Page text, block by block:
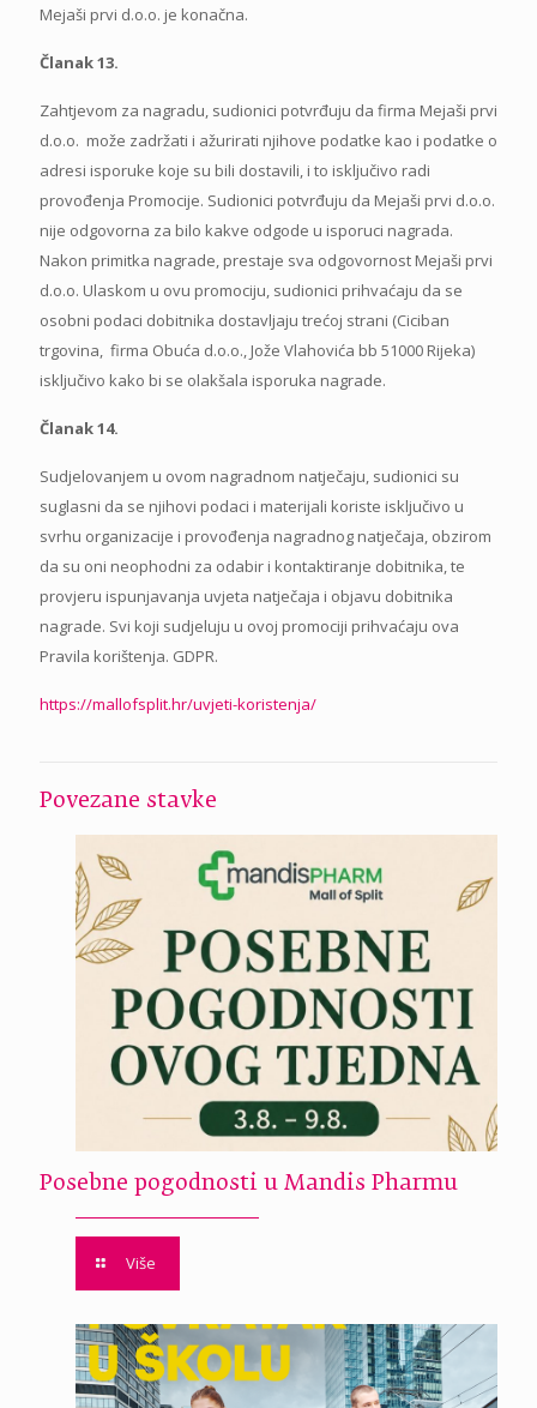
Mejaši prvi d.o.o. je konačna.
Članak 13.
Zahtjevom za nagradu, sudionici potvrđuju da firma Mejaši prvi
d.o.o. može zadržati i ažurirati njihove podatke kao i podatke o
adresi isporuke koje su bili dostavili, i to isključivo radi
provođenja Promocije. Sudionici potvrđuju da Mejaši prvi d.o.o.
nije odgovorna za bilo kakve odgode u isporuci nagrada.
Nakon primitka nagrade, prestaje sva odgovornost Mejaši prvi
d.o.o. Ulaskom u ovu promociju, sudionici prihvaćaju da se
osobni podaci dobitnika dostavljaju trećoj strani (Ciciban
trgovina, firma Obuća d.o.o., Jože Vlahovića bb 51000 Rijeka)
isključivo kako bi se olakšala isporuka nagrade.
Članak 14.
Sudjelovanjem u ovom nagradnom natječaju, sudionici su
suglasni da se njihovi podaci i materijali koriste isključivo u
svrhu organizacije i provođenja nagradnog natječaja, obzirom
da su oni neophodni za odabir i kontaktiranje dobitnika, te
provjeru ispunjavanja uvjeta natječaja i objavu dobitnika
nagrade. Svi koji sudjeluju u ovoj promociji prihvaćaju ova
Pravila korištenja. GDPR.
https://mallofsplit.hr/uvjeti-koristenja/
Povezane stavke
Posebne pogodnosti u Mandis Pharmu
Više